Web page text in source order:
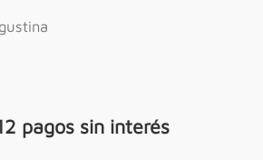
pagos sin interés